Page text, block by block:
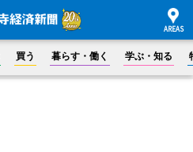
買う 暮らす・働く 学ぶ・知る